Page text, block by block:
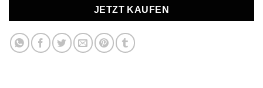
JETZT KAUFEN